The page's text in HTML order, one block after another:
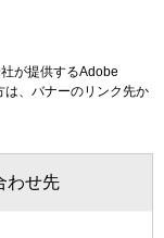
が提供するAdobe
、バナーのリンク先か
わせ先